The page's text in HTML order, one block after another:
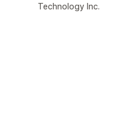
Technology Inc.